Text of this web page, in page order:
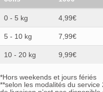
0 - 5 kg 4,99€
5 - 10 kg 7,99€
10 - 20 kg 9,99€
*Hors weekends et jours fériés
**selon les modalités du